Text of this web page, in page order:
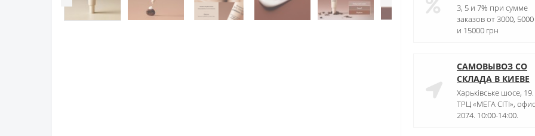
3, 5 и 7% при сумме
заказов от 3000, 5000
и 15000 грн
САМОВЫВОЗ СО
СКЛАДА В КИЕВЕ
Харьківське шосе, 19.
ТРЦ «МЕГА СІТІ», офис
2074. 10:00-14:00.